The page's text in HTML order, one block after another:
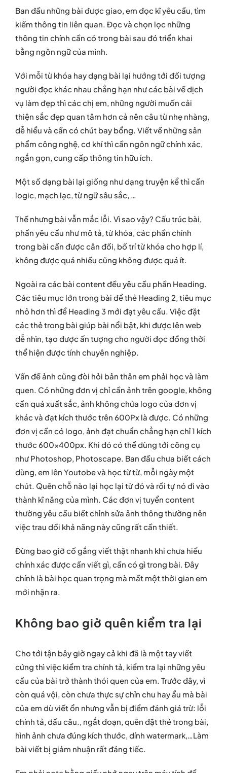
Ban đầu những bài được giao, em đọc kĩ yêu cầu, tìm
kiếm thông tin liên quan. Đọc và chọn lọc những
thông tin chính cần có trong bài sau đó triển khai
bằng ngôn ngữ của mình.
Với mỗi từ khóa hay dạng bài lại hướng tới đối tượng
người đọc khác nhau chẳng hạn như các bài về dịch
vụ làm đẹp thì các chị em, những người muốn cải
thiện sắc đẹp quan tâm hơn cả nên câu từ nhẹ nhàng,
dễ hiểu và cần có chút bay bổng. Viết về những sản
phẩm công nghệ, cơ khí thì cần ngôn ngữ chính xác,
ngắn gọn, cung cấp thông tin hữu ích.
Một số dạng bài lại giống như dạng truyện kể thì cần
logic, mạch lạc, từ ngữ sâu sắc, …
Thế nhưng bài vẫn mắc lỗi. Vì sao vậy? Cấu trúc bài,
phần yêu cầu như mô tả, từ khóa, các phần chính
trong bài cần được cân đối, bố trí từ khóa cho hợp lí,
không được quá nhiều cũng không được quá ít.
Ngoài ra các bài content đều yêu cầu phần Heading.
Các tiêu mục lớn trong bài để thẻ Heading 2, tiêu mục
nhỏ hơn thì để Heading 3 mới đạt yêu cầu. Việc đặt
các thẻ trong bài giúp bài nổi bật, khi được lên web
dễ nhìn, tạo được ấn tượng cho người đọc đồng thời
thể hiện được tính chuyên nghiệp.
Vấn đề ảnh cũng đòi hỏi bản thân em phải học và làm
quen. Có những đơn vị chỉ cần ảnh trên google, không
cần quá xuất sắc, ảnh không chứa logo của đơn vị
khác và đạt kích thước trên 600Px là được. Có những
đơn vị cần có logo, ảnh đạt chuẩn chẳng hạn chỉ 1 kích
thước 600x400px. Khi đó có thể dùng tới công cụ
như Photoshop, Photoscape. Ban đầu chưa biết cách
dùng, em lên Youtobe và học từ từ, mỗi ngày một
chút. Quên chỗ nào lại học lại từ đó và rồi tự nó đi vào
thành kĩ năng của mình. Các đơn vị tuyển content
thường yêu cầu biết chỉnh sửa ảnh thông thường nên
việc trau dồi khả năng này cũng rất cần thiết.
Đừng bao giờ cố gắng viết thật nhanh khi chưa hiểu
chính xác được cần viết gì, cần có gì trong bài. Đây
chính là bài học quan trọng mà mất một thời gian em
mới nhận ra.
Không bao giờ quên kiểm tra lại
Cho tới tận bây giờ ngay cả khi đã là một tay viết
cứng thì việc kiểm tra chính tả, kiểm tra lại những yêu
cầu của bài trở thành thói quen của em. Trước đây, vì
còn quá vội, còn chưa thực sự chỉn chu hay ẩu mà bài
của em dù viết ổn nhưng vẫn bị điểm đánh giá trừ: lỗi
chính tả, dấu câu., ngắt đoạn, quên đặt thẻ trong bài,
hình ảnh chưa đúng kích thước, dính watermark,…Làm
bài viết bị giảm nhuận rất đáng tiếc.